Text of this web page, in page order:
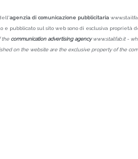
agenzia di comunicazione pubblicitaria
e pubblicato sul sito web sono di esclusiva
the communication advertising agencywww.stailfab.it -
on the website are the exclusive property of the